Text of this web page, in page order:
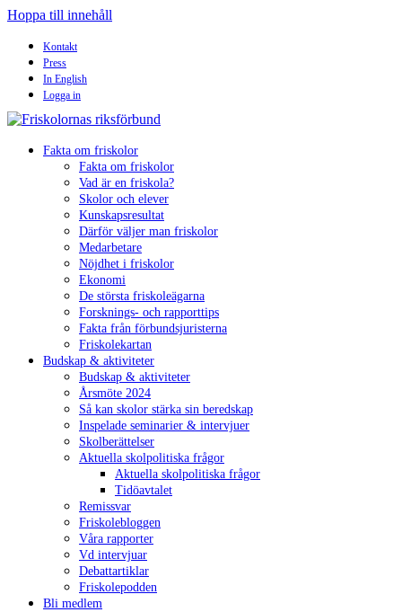
Hoppa till innehåll
Kontakt
Press
In English
Logga in
Fakta om friskolor
Fakta om friskolor
Vad är en friskola?
Skolor och elever
Kunskapsresultat
Därför väljer man friskolor
Medarbetare
Nöjdhet i friskolor
Ekonomi
De största friskoleägarna
Forsknings- och rapporttips
Fakta från förbundsjuristerna
Friskolekartan
Budskap & aktiviteter
Budskap & aktiviteter
Årsmöte 2024
Så kan skolor stärka sin beredskap
Inspelade seminarier & intervjuer
Skolberättelser
Aktuella skolpolitiska frågor
Aktuella skolpolitiska frågor
Tidöavtalet
Remissvar
Friskolebloggen
Våra rapporter
Vd intervjuar
Debattartiklar
Friskolepodden
Bli medlem